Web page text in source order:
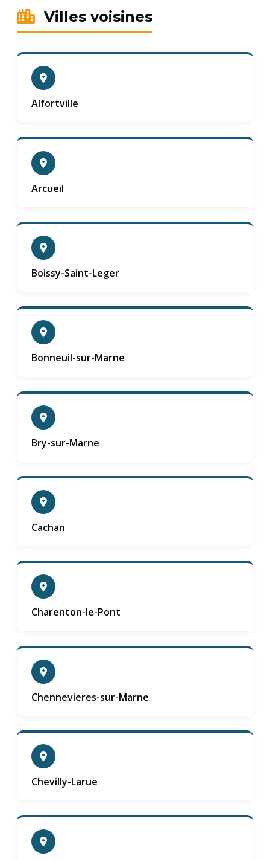
Villes voisines
Alfortville
Arcueil
Boissy-Saint-Leger
Bonneuil-sur-Marne
Bry-sur-Marne
Cachan
Charenton-le-Pont
Chennevieres-sur-Marne
Chevilly-Larue